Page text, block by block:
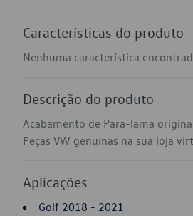
Características do produto
Nenhuma característica
Descrição do produto
Acabamento de Para-lama
Peças VW genuínas na sua loja
Aplicações
Golf 2018 - 2021